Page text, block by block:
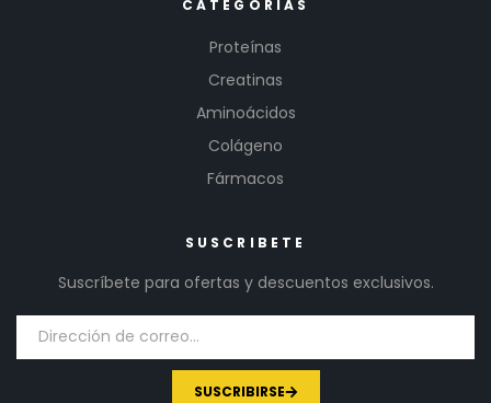
CATEGORÍAS
Proteínas
Creatinas
Aminoácidos
Colágeno
Fármacos
SUSCRIBETE
Suscríbete para ofertas y descuentos exclusivos.
SUSCRIBIRSE